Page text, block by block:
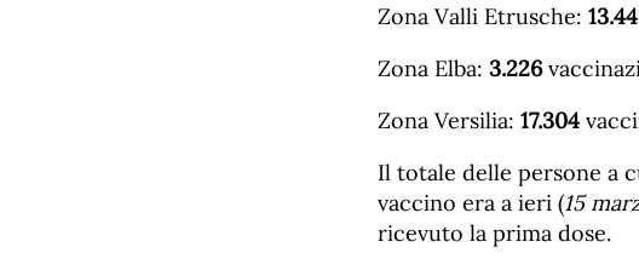
Zona Valli Etrusche:
Zona Elba: 3.226
Zona Versilia: 17.304
Il totale delle persone a
vaccino era a ieri (15
ricevuto la prima dose.